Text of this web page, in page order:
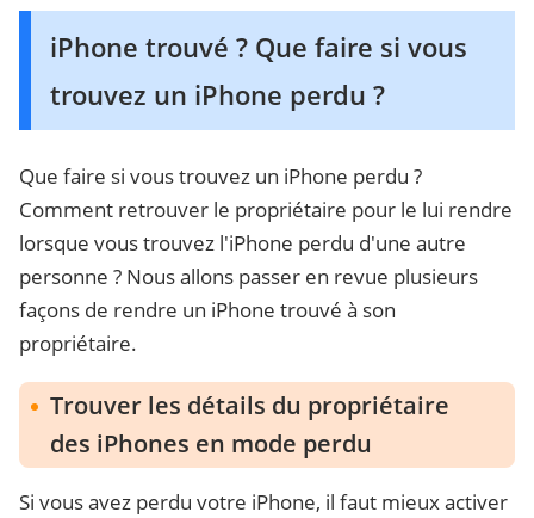
iPhone trouvé ? Que faire si vous
trouvez un iPhone perdu ?
Que faire si vous trouvez un iPhone perdu ?
Comment retrouver le propriétaire pour le lui rendre
lorsque vous trouvez l'iPhone perdu d'une autre
personne ? Nous allons passer en revue plusieurs
façons de rendre un iPhone trouvé à son
propriétaire.
Trouver les détails du propriétaire
des iPhones en mode perdu
Si vous avez perdu votre iPhone, il faut mieux activer